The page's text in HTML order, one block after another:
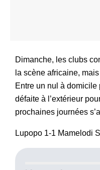
Dimanche, les clubs
la scène africaine,
Entre un nul à
défaite à l’extérieur
prochaines journées
Lupopo 1-1 Mamelodi